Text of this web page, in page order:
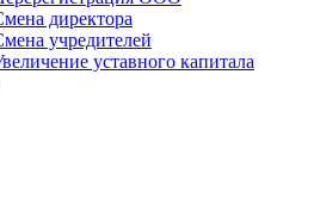
директора
учредителей
уставного капитала